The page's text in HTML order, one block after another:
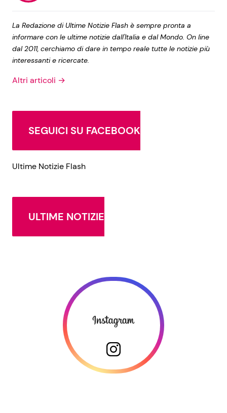
La Redazione di Ultime Notizie Flash è sempre pronta a
informare con le ultime notizie dall'Italia e dal Mondo. On line
dal 2011, cerchiamo di dare in tempo reale tutte le notizie più
interessanti e ricercate.
Altri articoli →
SEGUICI SU FACEBOOK
Ultime Notizie Flash
ULTIME NOTIZIE